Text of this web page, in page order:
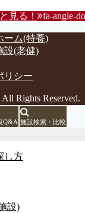
見る！ fa-angle-
ーム(特養)
設(老健)
リシー
Rights Reserved.
Q&A 施設検索・比較
し方
設)